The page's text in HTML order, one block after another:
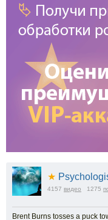
★
4157 видео 1275
Brent Burns tosses a puck